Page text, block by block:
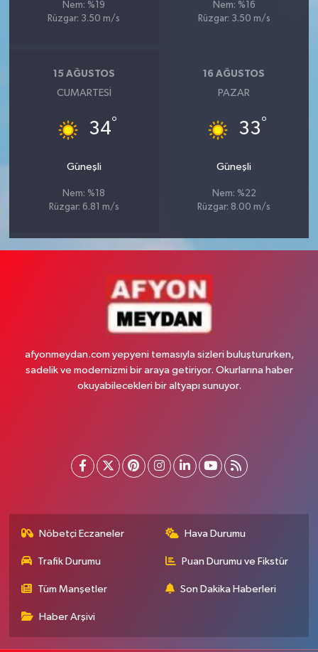
Nem: %19
Rüzgar: 3.50 m/s
Nem: %16
Rüzgar: 3.50 m/s
15 AĞUSTOS
CUMARTESI
34°
Güneşli
Nem: %18
Rüzgar: 6.81 m/s
16 AĞUSTOS
PAZAR
33°
Güneşli
Nem: %22
Rüzgar: 8.00 m/s
afyonmeydan.com yepyeni temasıyla sizleri buluştururken,
sadelik ve modernizmi bir araya getiriyor. Okurlarına haber
okuyabilecekleri bir altyapı sunuyor.
Nöbetçi Eczaneler Hava Durumu
Trafik Durumu Puan Durumu ve Fikstür
Tüm Manşetler Son Dakika Haberleri
Haber Arşivi